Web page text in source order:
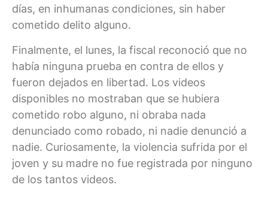
días, en inhumanas condiciones, sin haber
cometido delito alguno.
Finalmente, el lunes, la fiscal reconoció que no
había ninguna prueba en contra de ellos y
fueron dejados en libertad. Los videos
disponibles no mostraban que se hubiera
cometido robo alguno, ni obraba nada
denunciado como robado, ni nadie denunció a
nadie. Curiosamente, la violencia sufrida por el
joven y su madre no fue registrada por ninguno
de los tantos videos.